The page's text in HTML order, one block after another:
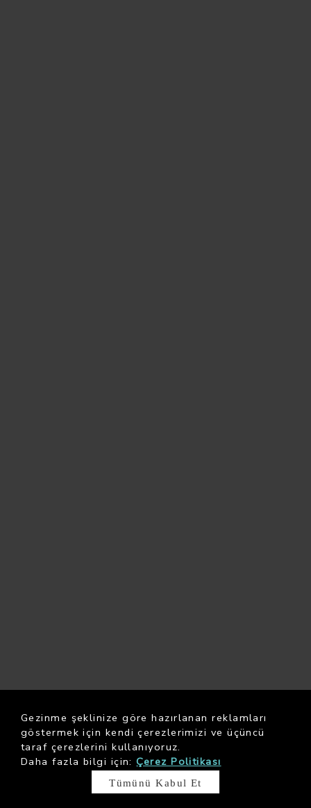
Gezinme şeklinize göre hazırlanan reklamları
göstermek için kendi çerezlerimizi ve üçüncü
taraf çerezlerini kullanıyoruz.
Daha fazla bilgi için: Çerez Politikası
Tümünü Kabul Et